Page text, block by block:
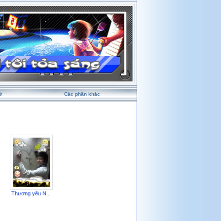
Các phần khác
Thương yêu N...